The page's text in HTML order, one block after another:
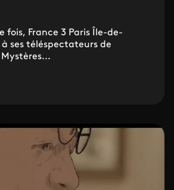
fois, France 3 Paris Île-de-
à ses téléspectateurs de